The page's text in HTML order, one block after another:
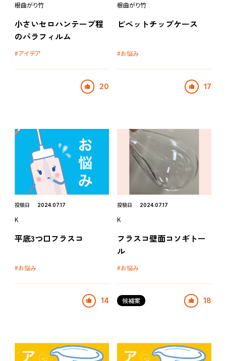
Platine TOP
ログイン
はじめての方はこちら
お問い合わせ
PLA.com
プライバシーポリシー
利用規約
根曲がり竹
小さいセロハンテープ程
のパラフィルム
アイデア
20
根曲がり竹
ピペットチップケース
お悩み
17
投稿日 2024.07.17
K
平底3つ口フラスコ
お悩み
14
投稿日 2024.07.17
K
フラスコ壁面コソギトー
ル
お悩み
候補案 18